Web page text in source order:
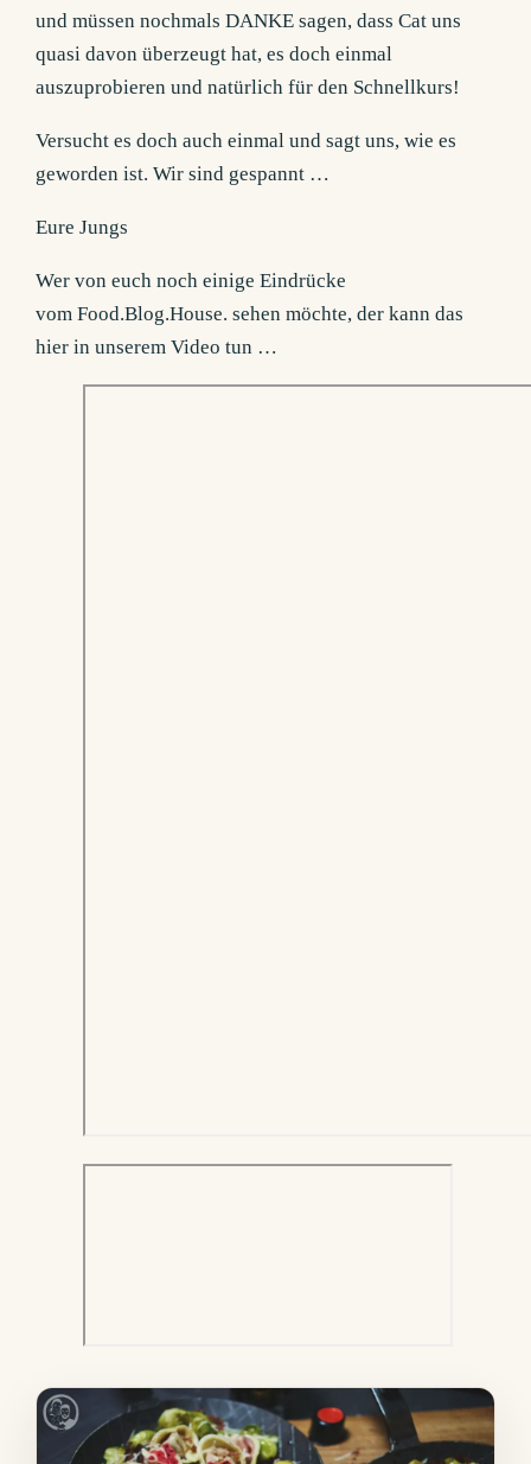
und müssen nochmals DANKE sagen, dass Cat uns
quasi davon überzeugt hat, es doch einmal
auszuprobieren und natürlich für den Schnellkurs!
Versucht es doch auch einmal und sagt uns, wie es
geworden ist. Wir sind gespannt …
Eure Jungs
Wer von euch noch einige Eindrücke
vom Food.Blog.House. sehen möchte, der kann das
hier in unserem Video tun …